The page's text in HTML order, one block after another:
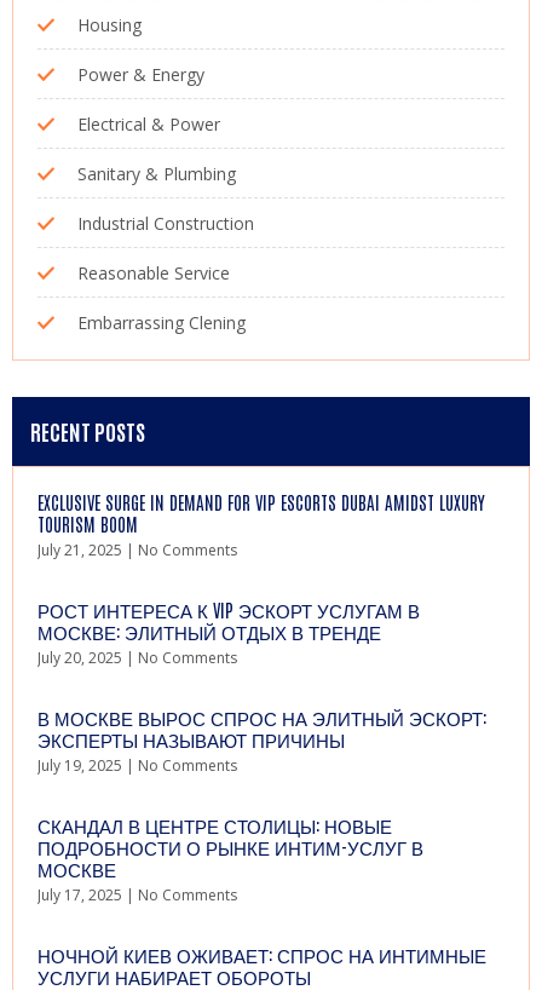
Housing
Power & Energy
Electrical & Power
Sanitary & Plumbing
Industrial Construction
Reasonable Service
Embarrassing Clening
RECENT POSTS
EXCLUSIVE SURGE IN DEMAND FOR VIP ESCORTS DUBAI AMIDST LUXURY
TOURISM BOOM
July 21, 2025 No Comments
РОСТ ИНТЕРЕСА К VIP ЭСКОРТ УСЛУГАМ В
МОСКВЕ: ЭЛИТНЫЙ ОТДЫХ В ТРЕНДЕ
July 20, 2025 No Comments
В МОСКВЕ ВЫРОС СПРОС НА ЭЛИТНЫЙ ЭСКОРТ:
ЭКСПЕРТЫ НАЗЫВАЮТ ПРИЧИНЫ
July 19, 2025 No Comments
СКАНДАЛ В ЦЕНТРЕ СТОЛИЦЫ: НОВЫЕ
ПОДРОБНОСТИ О РЫНКЕ ИНТИМ-УСЛУГ В
МОСКВЕ
July 17, 2025 No Comments
НОЧНОЙ КИЕВ ОЖИВАЕТ: СПРОС НА ИНТИМНЫЕ
УСЛУГИ НАБИРАЕТ ОБОРОТЫ